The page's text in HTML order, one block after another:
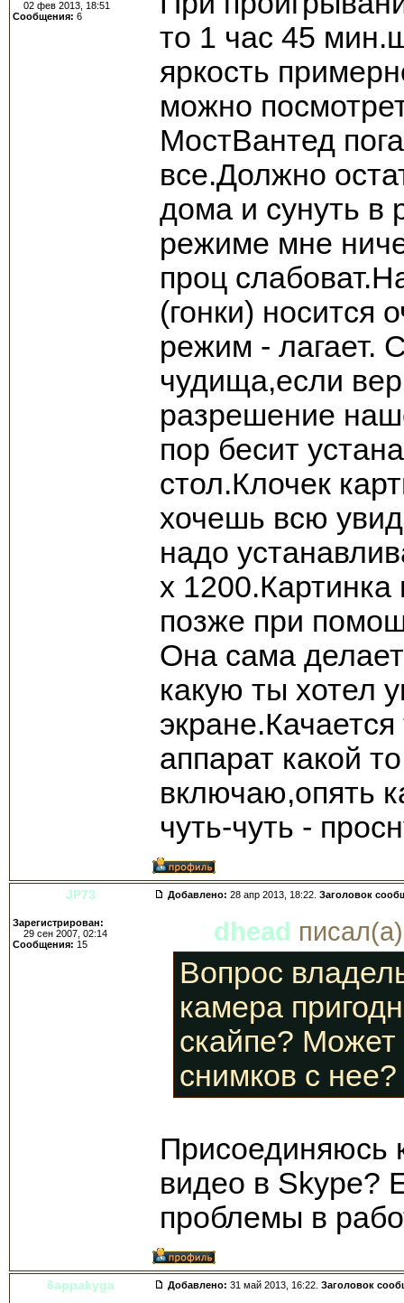
02 фев 2013, 18:51
Сообщения: 6
то 1 час 45
яркость
можно
МостВантед
все.Должно
дома и сунуть в
режиме мне
проц
(гонки) носится
режим - лагает.
чудища,если
разрешение
пор бесит
стол.Клочек
хочешь всю
надо
х 1200.Картинка
позже при
Она сама
какую ты хотел
аппарат какой
включаю,опять
чуть-чуть -
JP73 Добавлено: 28 апр 2013, 18:22. Заголовок
Зарегистрирован:
29 сен 2007, 02:14
Сообщения: 15 dhead
Вопрос
камера
скайпе? Может
снимков с нее?
Присоединяюсь
видео в Skype?
проблемы в
6appakyga Добавлено: 31 май 2013, 16:22. Заголовок